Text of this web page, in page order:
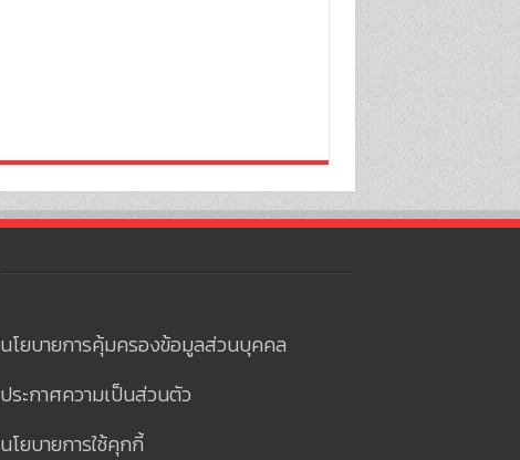
นโยบายการคุ้มครองข้อมูลส่วนบุคคล
ประกาศความเป็นส่วนตัว
นโยบายการใช้คุกกี้